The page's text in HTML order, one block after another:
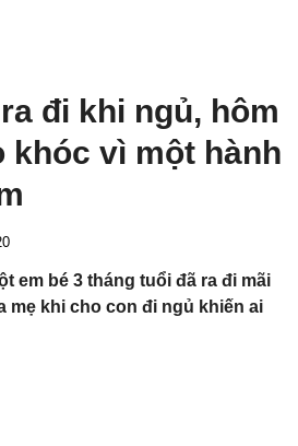
đi khi ngủ, hôm
khóc vì một hành
em bé 3 tháng tuổi đã ra đi mãi
mẹ khi cho con đi ngủ khiến ai